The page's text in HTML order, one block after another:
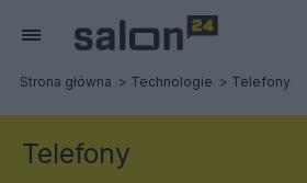
Strona główna Technologie Telefony
Telefony